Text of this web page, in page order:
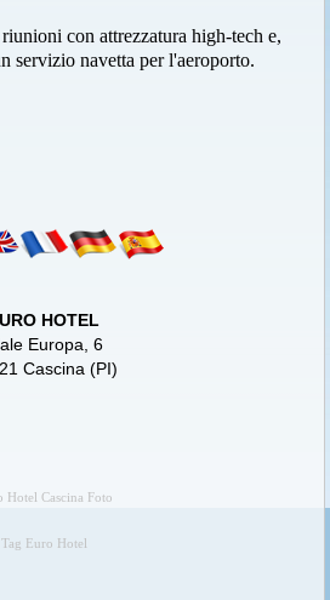
con attrezzatura high-tech e,
servizio navetta per l'aeroporto.
HOTEL
Europa, 6
Cascina (PI)
Hotel Cascina Foto
Tag Euro Hotel